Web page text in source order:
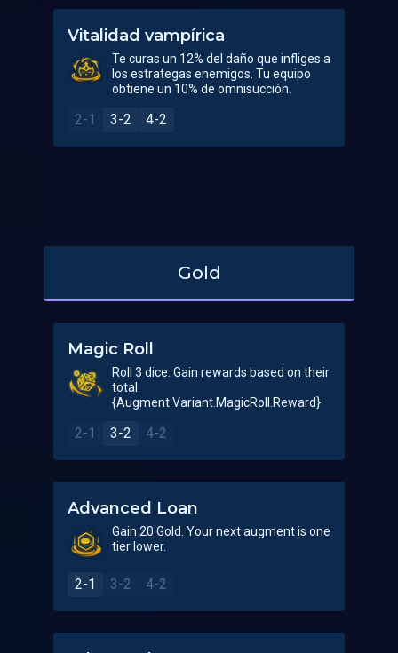
Vitalidad vampírica
Te curas un 12% del daño que infliges a
los estrategas enemigos. Tu equipo
obtiene un 10% de omnisucción.
2-1 3-2 4-2
Gold
Magic Roll
Roll 3 dice. Gain rewards based on their
total.
{Augment.Variant.MagicRoll.Reward}
2-1 3-2 4-2
Advanced Loan
Gain 20 Gold. Your next augment is one
tier lower.
2-1 3-2 4-2